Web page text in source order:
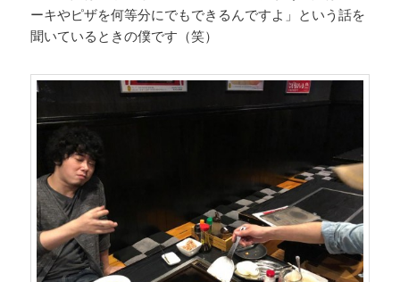
ーキやピザを何等分にでもできるんですよ」という話を
聞いているときの僕です（笑）